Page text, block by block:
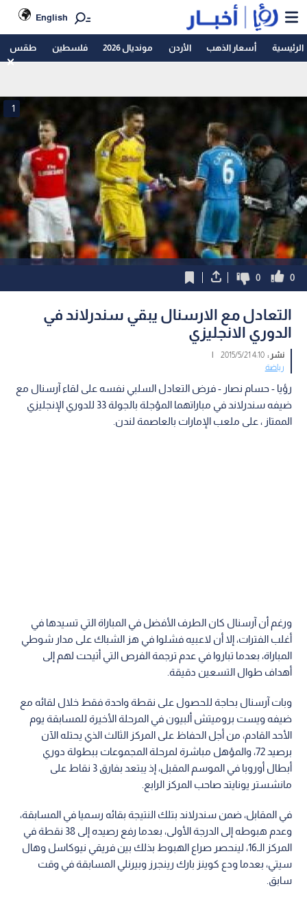
English
الرئيسية أسعار الذهب الأردن مونديال 2026 فلسطين طقس
1
0
0
التعادل مع الارسنال يبقي سندرلاند في
الدوري الانجليزي
نشر :4:10 2015/5/21
|
رياضة
رؤيا - حسام نصار - فرض التعادل السلبي نفسه على لقاء آرسنال مع
ضيفه سندرلاند في مباراتهما المؤجلة بالجولة 33 للدوري الإنجليزي
الممتاز ، على ملعب الإمارات بالعاصمة لندن.
ورغم أن آرسنال كان الطرف الأفضل في المباراة التي تسيدها في
أغلب الفترات، إلا أن لاعبيه فشلوا في هز الشباك على مدار شوطي
المباراة، بعدما تباروا في عدم ترجمة الفرص التي أتيحت لهم إلى
أهداف طوال التسعين دقيقة.
وبات آرسنال بحاجة للحصول على نقطة واحدة فقط خلال لقائه مع
ضيفه ويست بروميتش ألبيون في المرحلة الأخيرة للمسابقة يوم
الأحد القادم، من أجل الحفاظ على المركز الثالث الذي يحتله الآن
برصيد 72، والمؤهل مباشرة لمرحلة المجموعات ببطولة دوري
أبطال أوروبا في الموسم المقبل، إذ يبتعد بفارق 3 نقاط على
مانشستر يونايتد صاحب المركز الرابع.
في المقابل، ضمن سندرلاند بتلك النتيجة بقائه رسميا في المسابقة،
وعدم هبوطه إلى الدرجة الأولى، بعدما رفع رصيده إلى 38 نقطة في
المركز الـ16، لينحصر صراع الهبوط بذلك بين فريقي نيوكاسل وهال
سيتي، بعدما ودع كوينز بارك رينجرز وبيرنلي المسابقة في وقت
سابق.